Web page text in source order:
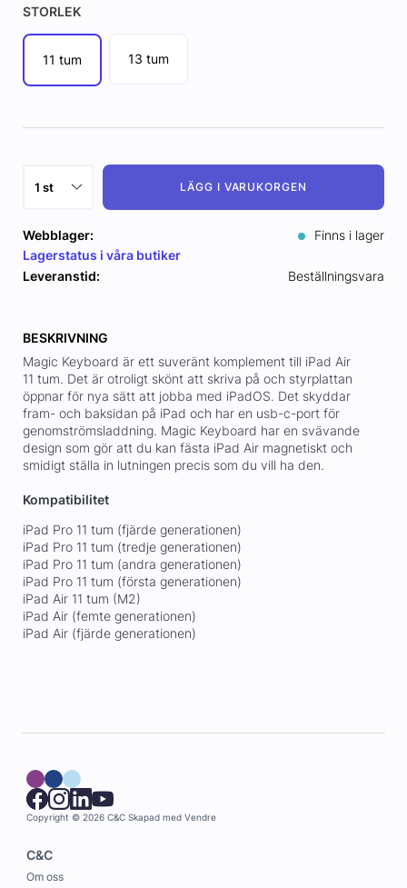
STORLEK
11 tum 13 tum
LÄGG I VARUKORGEN
Webblager:
Finns i lager
Lagerstatus i våra butiker
Leveranstid:
Beställningsvara
BESKRIVNING
Magic Keyboard är ett suveränt komplement till iPad Air
11 tum. Det är otroligt skönt att skriva på och styrplattan
öppnar för nya sätt att jobba med iPadOS. Det skyddar
fram- och baksidan på iPad och har en usb-c-port för
genomströmsladdning. Magic Keyboard har en svävande
design som gör att du kan fästa iPad Air magnetiskt och
smidigt ställa in lutningen precis som du vill ha den.
Kompatibilitet
iPad Pro 11 tum (fjärde generationen)
iPad Pro 11 tum (tredje generationen)
iPad Pro 11 tum (andra generationen)
iPad Pro 11 tum (första generationen)
iPad Air 11 tum (M2)
iPad Air (femte generationen)
iPad Air (fjärde generationen)
Copyright © 2026 C&C Skapad med Vendre
C&C
Om oss